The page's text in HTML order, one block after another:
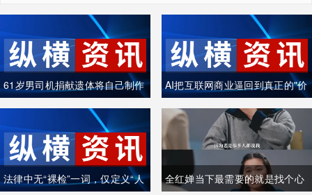
61岁男司机捐献遗体将自己制作
成木乃伊
AI把互联网商业逼回到真正的"价
值创造"
法律中无“裸检”一词，仅定义“人 全红婵当下最需要的就是找个心